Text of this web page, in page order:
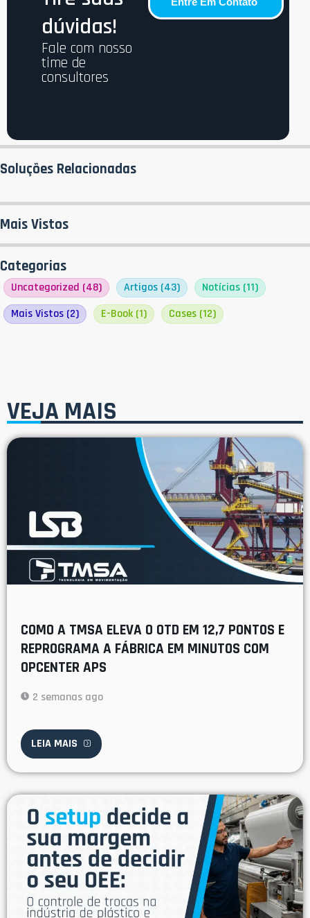
dúvidas!
Fale com nosso
time de
consultores
Soluções Relacionadas
Mais Vistos
Categorias
Uncategorized (48) Artigos (43) Notícias (11)
Mais Vistos (2) E-Book (1) Cases (12)
VEJA MAIS
COMO A TMSA ELEVA O OTD EM 12,7 PONTOS E
REPROGRAMA A FÁBRICA EM MINUTOS COM
OPCENTER APS
2 semanas ago
LEIA MAIS